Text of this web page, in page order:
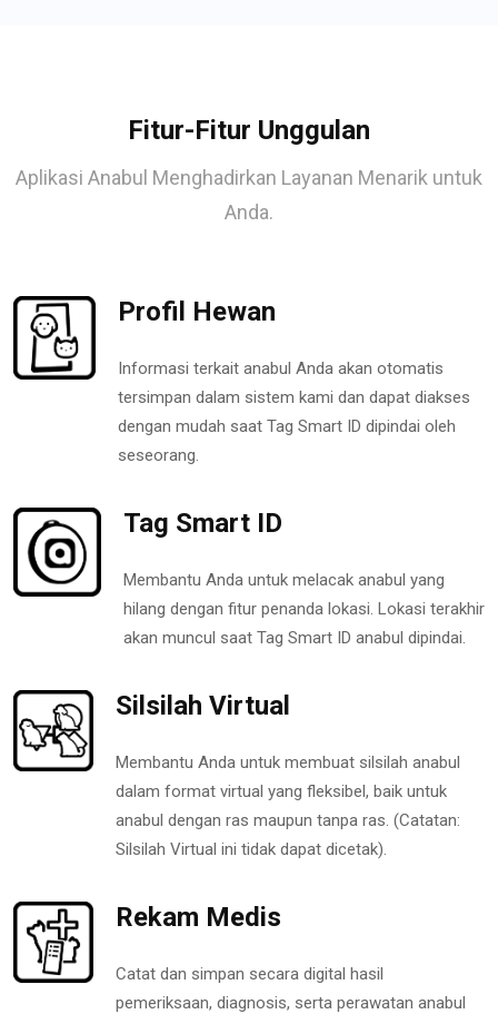
Fitur-Fitur Unggulan
Aplikasi Anabul Menghadirkan Layanan Menarik untuk
Anda.
Profil Hewan
Informasi terkait anabul Anda akan otomatis
tersimpan dalam sistem kami dan dapat diakses
dengan mudah saat Tag Smart ID dipindai oleh
seseorang.
Tag Smart ID
Membantu Anda untuk melacak anabul yang
hilang dengan fitur penanda lokasi. Lokasi terakhir
akan muncul saat Tag Smart ID anabul dipindai.
Silsilah Virtual
Membantu Anda untuk membuat silsilah anabul
dalam format virtual yang fleksibel, baik untuk
anabul dengan ras maupun tanpa ras. (Catatan:
Silsilah Virtual ini tidak dapat dicetak).
Rekam Medis
Catat dan simpan secara digital hasil
pemeriksaan, diagnosis, serta perawatan anabul